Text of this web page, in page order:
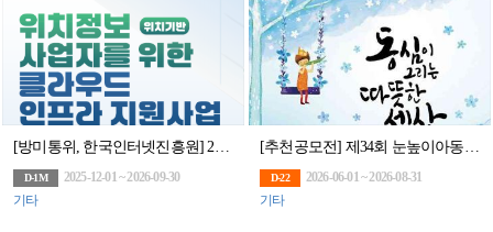
D-1M
2025-12-01 ~ 2026-09-30
기타
D-22
2026-06-01 ~ 2026-08-31
기타